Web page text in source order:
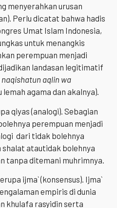
menyerahkan urusan
Perlu dicatat bahwa hadis
Umat Islam Indonesia,
untuk menangkis
perempuan menjadi
landasan legitimatif
naqishatun aqlin wa
agama dan akalnya).
qiyas (analogi). Sebagian
perempuan menjadi
dari tidak bolehnya
atautidak bolehnya
tanpa ditemani muhrimnya.
ijma` (konsensus). Ijma`
empiris di dunia
khulafa rasyidin serta